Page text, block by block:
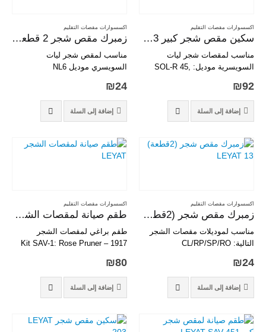
اكسسوارات مقصات التقليم
سكين مقص شجر كبير LEYAT 4503
مناسب لمقصات شجر ليات
السويسرية موديل: SOL-R 45,
₪92
إضافة إلى السلة
اكسسوارات مقصات التقليم
زمبرك مقص شجر 2 قطعة LEYAT 613
مناسب لمقص شجر ليات
السويسري موديل NL6
₪24
إضافة إلى السلة
اكسسوارات مقصات التقليم
زمبرك مقص شجر (2قطعة) 13 LEYAT
مناسب لموديلات مقصات الشجر
التالية: CL/RP/SP/RO
₪24
إضافة إلى السلة
اكسسوارات مقصات التقليم
طقم صيانة لمقصات الشجر LEYAT
طقم براغي لمقصات الشجر
Kit SAV-1: Rose Pruner – 1917
Kit SAV-2: Super Pro – Roto
Kit SAV-3: NL2
Kit SAV-4: NL6 – NL11
₪80
إضافة إلى السلة